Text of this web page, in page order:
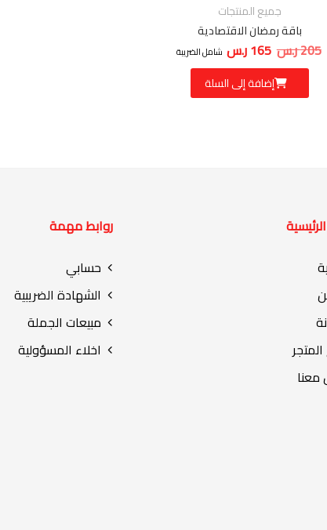
جميع المنتجات
باقة رمضان الاقتصادية
205ر.س السعر الأصلي هو: 205 ر.س.
165ر.س السعر الحالي هو: 165 ر.س.
شامل الضريبة
إضافة إلى السلة
معنا
روابط مهمة
حسابي
الشهادة الضريبية
مبيعات الجملة
اخلاء المسؤولية